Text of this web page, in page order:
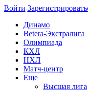
Войти
Динамо
Betera-Экстралига
Олимпиада
КХЛ
НХЛ
Матч-центр
Еще
Высшая лига